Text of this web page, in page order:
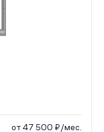
от 47 500 ₽/мес.